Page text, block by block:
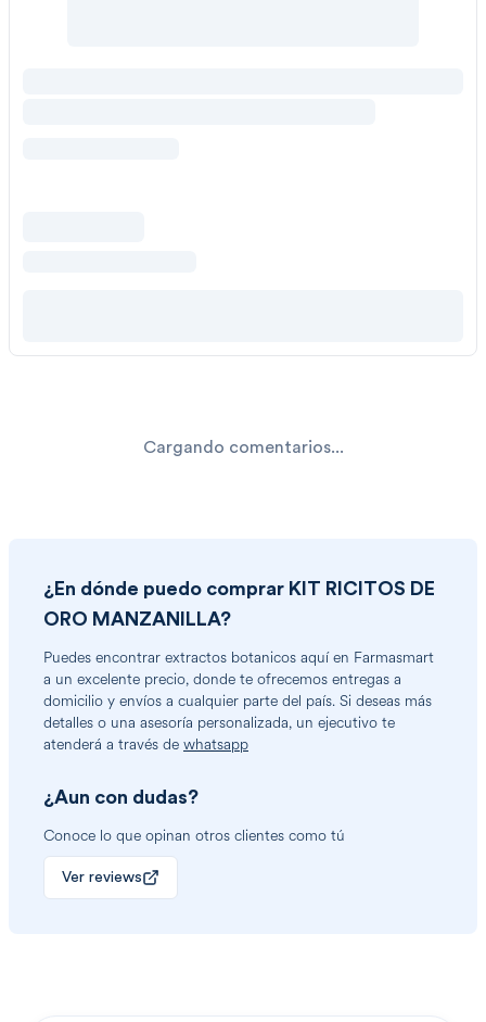
Cargando comentarios...
¿En dónde puedo comprar KIT RICITOS DE
ORO MANZANILLA?
Puedes encontrar extractos botanicos aquí en Farmasmart
a un excelente precio, donde te ofrecemos entregas a
domicilio y envíos a cualquier parte del país. Si deseas más
detalles o una asesoría personalizada, un ejecutivo te
atenderá a través de whatsapp
¿Aun con dudas?
Conoce lo que opinan otros clientes como tú
Ver reviews